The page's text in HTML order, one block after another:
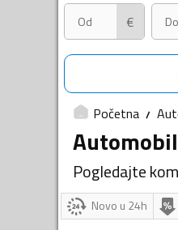
€
Početna
Pogledajte
Novo u 24h